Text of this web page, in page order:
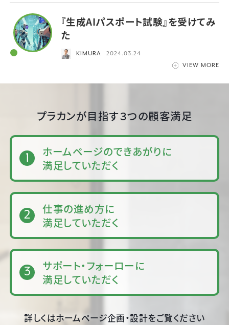
『生成AIパスポート試験』を受けてみ
た
KIMURA
2024.03.24
VIEW MORE
プラカンが目指す３つの顧客満足
ホームページのできあがりに
満足していただく
仕事の進め方に
満足していただく
サポート・フォーローに
満足していただく
詳しくはホームページ企画・設計をご覧ください